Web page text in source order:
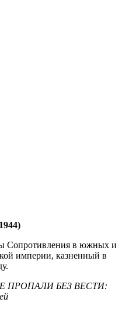
Сопротивления в южных и
империи, казненный в
ПРОПАЛИ БЕЗ ВЕСТИ: